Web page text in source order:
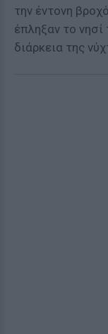
την έντονη
έπληξαν το νησί
διάρκεια της